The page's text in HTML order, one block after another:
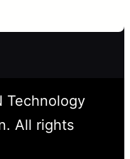
Technology
All rights